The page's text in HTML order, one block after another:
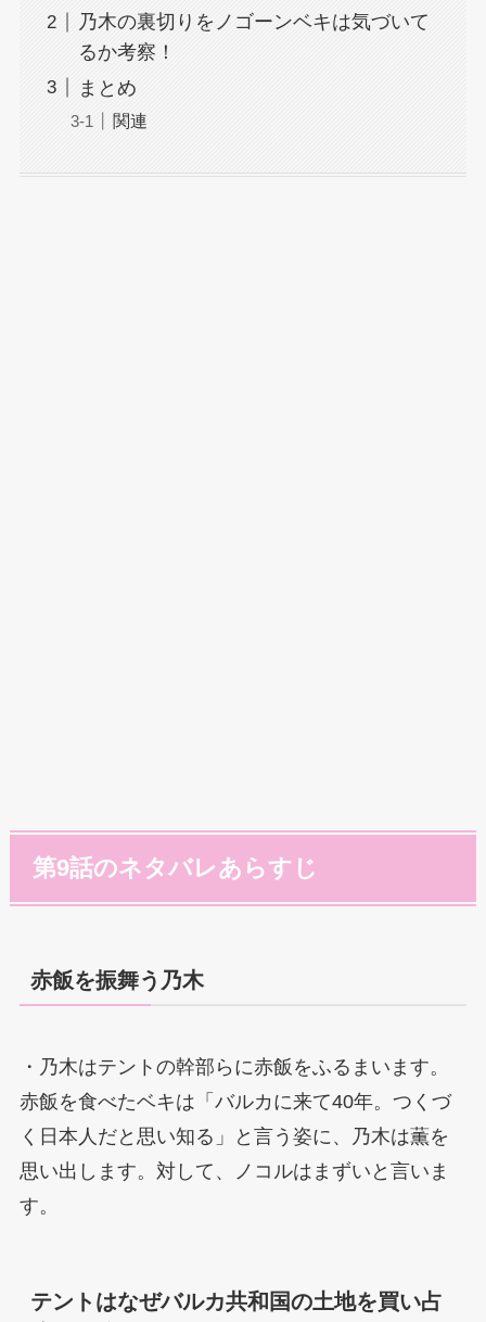
乃木の裏切りをノゴーンベキは気づいて
るか考察！
まとめ
関連
第9話のネタバレあらすじ
赤飯を振舞う乃木
・乃木はテントの幹部らに赤飯をふるまいます。
赤飯を食べたベキは「バルカに来て40年。つくづ
く日本人だと思い知る」と言う姿に、乃木は薫を
思い出します。対して、ノコルはまずいと言いま
す。
テントはなぜバルカ共和国の土地を買い占